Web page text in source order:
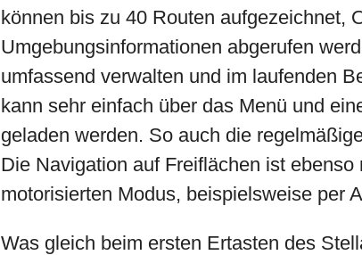
können bis zu 40 Routen aufgezeichnet,
Umgebungsinformationen abgerufen
umfassend verwalten und im laufenden
kann sehr einfach über das Menü und
geladen werden. So auch die
Die Navigation auf Freiflächen ist
motorisierten Modus, beispielsweise per
Was gleich beim ersten Ertasten des